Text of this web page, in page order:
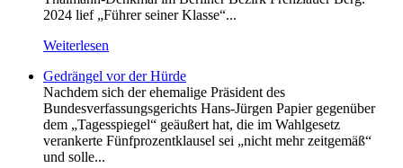
2024 lief „Führer seiner Klasse“...
Weiterlesen
Gedrängel vor der Hürde
Nachdem sich der ehemalige Präsident des
Bundesverfassungsgerichts Hans-Jürgen Papier gegenüber
dem „Tagesspiegel“ geäußert hat, die im Wahlgesetz
verankerte Fünfprozentklausel sei „nicht mehr zeitgemäß“
und solle...